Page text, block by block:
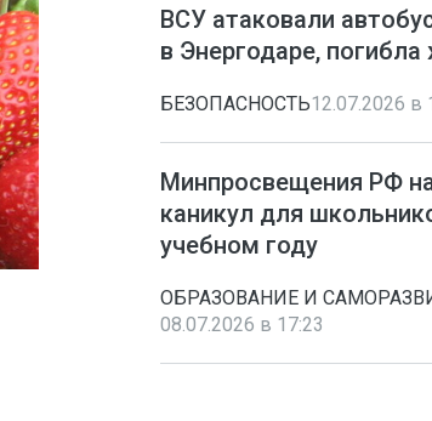
ВСУ атаковали
в Энергодаре,
БЕЗОПАСНОСТЬ12.07.2026 в
Минпросвещения РФ
каникул для
учебном году
ОБРАЗОВАНИЕ И
08.07.2026 в 17:23